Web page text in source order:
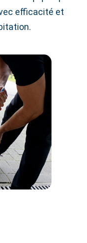
efficacité et